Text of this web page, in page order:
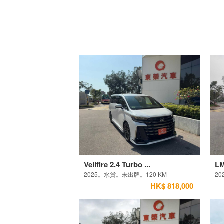
Vellfire 2.4 Turbo ...
2025。水貨。未出牌。120 KM
HK$ 818,000